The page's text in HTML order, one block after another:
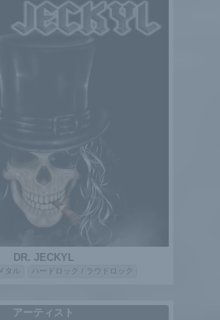
DR. JECKYL
メタル ハードロック / ラウドロック
アーティスト